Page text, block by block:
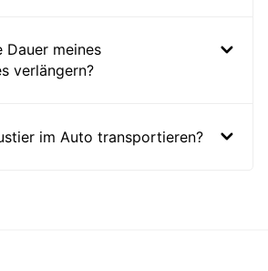
Dauer meines
verlängern?
im Auto transportieren?